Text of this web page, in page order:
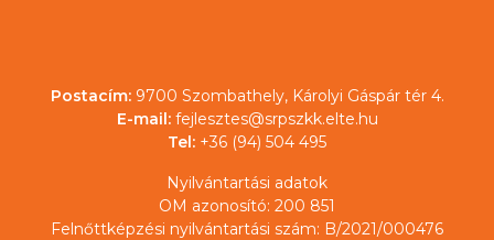
Postacím: 9700 Szombathely, Károlyi Gáspár tér 4.
E-mail: fejlesztes@srpszkk.elte.hu
Tel: +36 (94) 504 495
Nyilvántartási adatok
OM azonosító: 200 851
Felnőttképzési nyilvántartási szám: B/2021/000476